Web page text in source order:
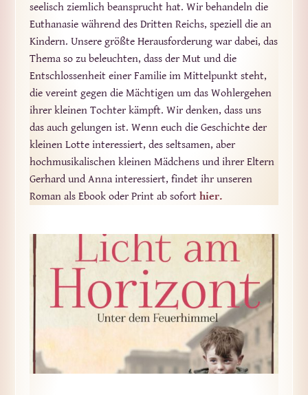
seelisch ziemlich beansprucht hat. Wir behandeln die
Euthanasie während des Dritten Reichs, speziell die an
Kindern. Unsere größte Herausforderung war dabei, das
Thema so zu beleuchten, dass der Mut und die
Entschlossenheit einer Familie im Mittelpunkt steht,
die vereint gegen die Mächtigen um das Wohlergehen
ihrer kleinen Tochter kämpft. Wir denken, dass uns
das auch gelungen ist. Wenn euch die Geschichte der
kleinen Lotte interessiert, des seltsamen, aber
hochmusikalischen kleinen Mädchens und ihrer Eltern
Gerhard und Anna interessiert, findet ihr unseren
Roman als Ebook oder Print ab soforthier.